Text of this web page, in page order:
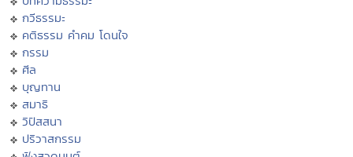
กวีธรรมะ
คติธรรม คำคม โดนใจ
กรรม
ศีล
บุญทาน
สมาธิ
วิปัสสนา
ปริวาสกรรม